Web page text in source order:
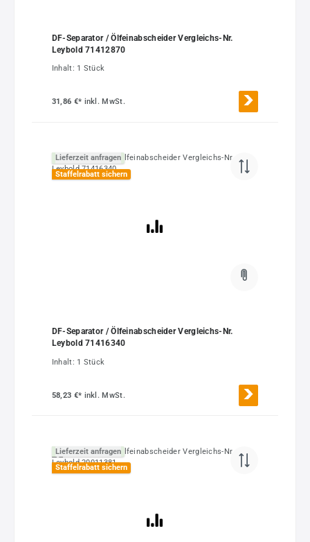
DF-Separator / Ölfeinabscheider Vergleichs-Nr.
Leybold 71412870
Inhalt: 1 Stück
31,86 €* inkl. MwSt.
Lieferzeit anfragen
Staffelrabatt sichern
DF-Separator / Ölfeinabscheider Vergleichs-Nr.
Leybold 71416340
Inhalt: 1 Stück
58,23 €* inkl. MwSt.
Lieferzeit anfragen
Staffelrabatt sichern